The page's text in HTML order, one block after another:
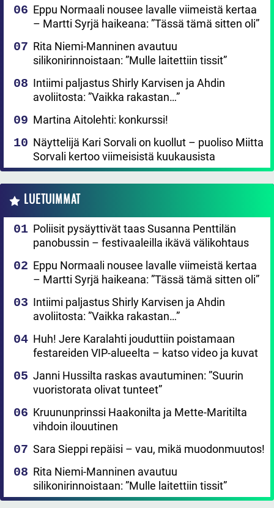
Eppu Normaali nousee lavalle viimeistä kertaa
– Martti Syrjä haikeana: ”Tässä tämä sitten oli”
Rita Niemi-Manninen avautuu
silikonirinnoistaan: ”Mulle laitettiin tissit”
Intiimi paljastus Shirly Karvisen ja Ahdin
avoliitosta: ”Vaikka rakastan…”
Martina Aitolehti: konkurssi!
Näyttelijä Kari Sorvali on kuollut – puoliso Miitta
Sorvali kertoo viimeisistä kuukausista
LUETUIMMAT
Poliisit pysäyttivät taas Susanna Penttilän
panobussin – festivaaleilla ikävä välikohtaus
Eppu Normaali nousee lavalle viimeistä kertaa
– Martti Syrjä haikeana: ”Tässä tämä sitten oli”
Intiimi paljastus Shirly Karvisen ja Ahdin
avoliitosta: ”Vaikka rakastan…”
Huh! Jere Karalahti jouduttiin poistamaan
festareiden VIP-alueelta – katso video ja kuvat
Janni Hussilta raskas avautuminen: ”Suurin
vuoristorata olivat tunteet”
Kruununprinssi Haakonilta ja Mette-Maritilta
vihdoin ilouutinen
Sara Sieppi repäisi – vau, mikä muodonmuutos!
Rita Niemi-Manninen avautuu
silikonirinnoistaan: ”Mulle laitettiin tissit”